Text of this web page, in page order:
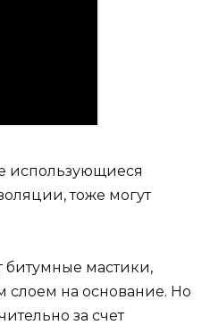
использующиеся
тоже могут
битумные мастики,
на основание. Но
за счет